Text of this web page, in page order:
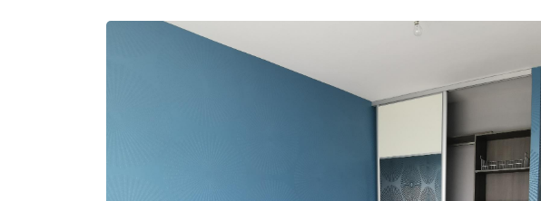
En cochant cette case, vous consentez à recevoir nos propositions commerciales à l'adresse
email indiqué ci-dessus. Vous pouvez vous désinscrire à tout moment en utilisantle formulaire